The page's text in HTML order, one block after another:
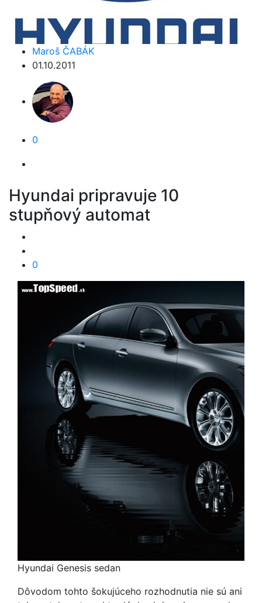
Maroš ČABÁK
01.10.2011
0
Hyundai pripravuje 10
stupňový automat
0
Hyundai Genesis sedan
Dôvodom tohto šokujúceho rozhodnutia nie sú ani